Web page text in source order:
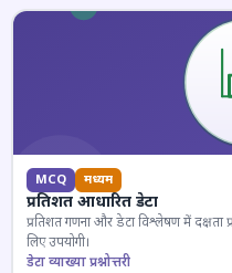
MCQ मध्यम
प्रतिशत आधारित डेटा
प्रतिशत गणना और डेटा विश्लेषण में दक्षता
लिए उपयोगी।
डेटा व्याख्या प्रश्नोत्तरी